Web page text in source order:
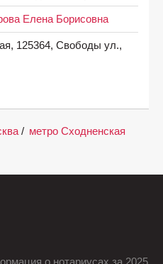
Елена Борисовна
125364, Свободы ул.,
/ метро Сходненская
о нотариусах за 2025